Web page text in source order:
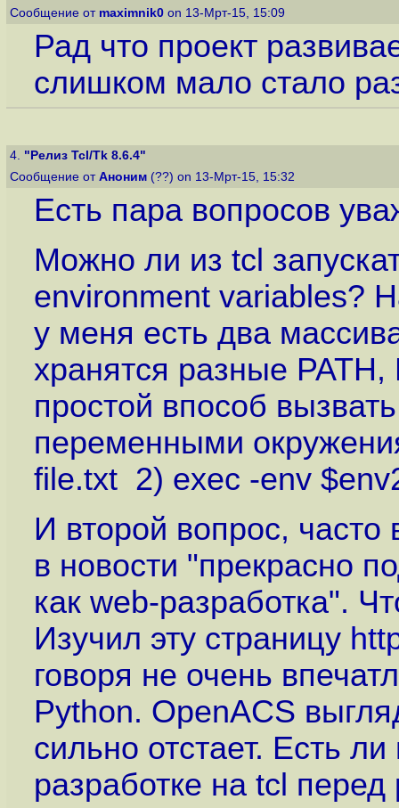
Сообщение от maximnik0 on 13-Мрт-15, 15:09
Рад что проект
слишком мало стало
4. "Релиз Tcl/Tk 8.6.4"
Сообщение от Аноним (??) on 13-Мрт-15, 15:32
Есть пара вопросов
Можно ли из tcl
environment variables?
у меня есть два
хранятся разные
простой впособ
переменными
file.txt 2) exec -env
И второй вопрос, часто
в новости "прекрасно
как web-разработка".
Изучил эту страницу
говоря не очень
Python. OpenACS
сильно отстает. Есть
разработке на tcl перед